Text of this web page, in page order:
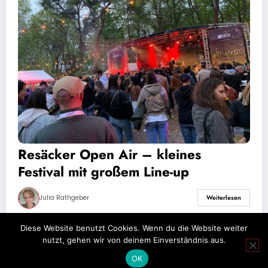
Resäcker Open Air – kleines
Festival mit großem Line-up
Julia Rathgeber Weiterlesen
Datenschutz
Diese Website benutzt Cookies. Wenn du die Website weiter
nutzt, gehen wir von deinem Einverständnis aus.
OK